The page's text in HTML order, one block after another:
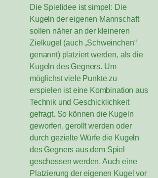
Die Spielidee ist simpel: Die
Kugeln der eigenen Mannschaft
sollen näher an der kleineren
Zielkugel (auch „Schweinchen“
genannt) platziert werden, als die
Kugeln des Gegners. Um
möglichst viele Punkte zu
erspielen ist eine Kombination aus
Technik und Geschicklichkeit
gefragt. So können die Kugeln
geworfen, gerollt werden oder
durch gezielte Würfe die Kugeln
des Gegners aus dem Spiel
geschossen werden. Auch eine
Platzierung der eigenen Kugel vor